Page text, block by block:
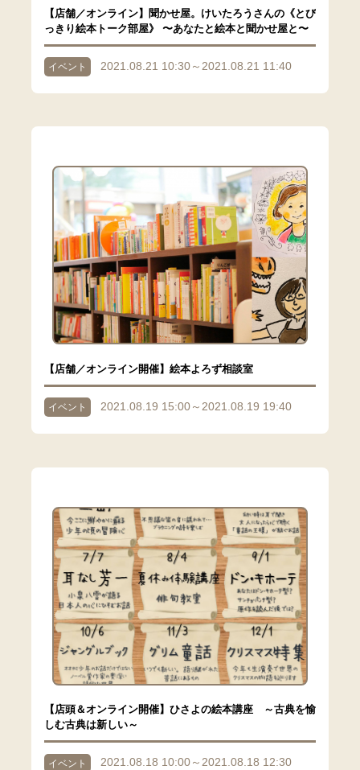
【店舗／オンライン】聞かせ屋。けいたろうさんの《とび
っきり絵本トーク部屋》 〜あなたと絵本と聞かせ屋と〜
イベント 2021.08.21 10:30～2021.08.21 11:40
【店舗／オンライン開催】絵本よろず相談室
イベント 2021.08.19 15:00～2021.08.19 19:40
【店頭＆オンライン開催】ひさよの絵本講座 ～古典を愉
しむ古典は新しい～
イベント 2021.08.18 10:00～2021.08.18 12:30